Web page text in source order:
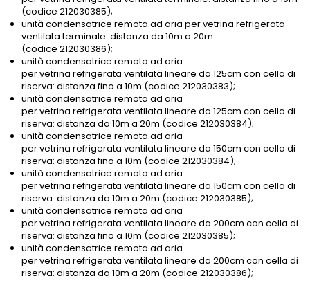
(codice 212030385);
unità condensatrice remota ad aria per vetrina refrigerata
ventilata terminale: distanza da 10m a 20m
(codice 212030386);
unità condensatrice remota ad aria
per vetrina refrigerata ventilata lineare da 125cm con cella di
riserva: distanza fino a 10m (codice 212030383);
unità condensatrice remota ad aria
per vetrina refrigerata ventilata lineare da 125cm con cella di
riserva: distanza da 10m a 20m (codice 212030384);
unità condensatrice remota ad aria
per vetrina refrigerata ventilata lineare da 150cm con cella di
riserva: distanza fino a 10m (codice 212030384);
unità condensatrice remota ad aria
per vetrina refrigerata ventilata lineare da 150cm con cella di
riserva: distanza da 10m a 20m (codice 212030385);
unità condensatrice remota ad aria
per vetrina refrigerata ventilata lineare da 200cm con cella di
riserva: distanza fino a 10m (codice 212030385);
unità condensatrice remota ad aria
per vetrina refrigerata ventilata lineare da 200cm con cella di
riserva: distanza da 10m a 20m (codice 212030386);